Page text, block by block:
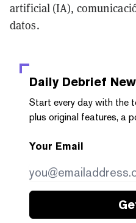
artificial (IA),
datos.
Daily Debrief
Start every day with the
plus original features, a
Your Email